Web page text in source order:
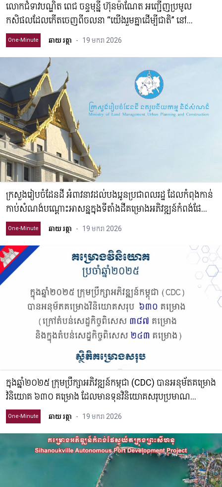
លោកជំទាវបណ្ឌិត ពេជ ចន្ទមុន្នី ហ៊ុនម៉ាណែត អញ្ជើញប្រមូល
កសិផលដែលកើតចេញពីចលនា “យើងរួមគ្នាដើម្បីជាតិ” នៅ
សាលាបឋមសិក្សាភ្នំពេញថ្មី ខណ្ឌសែនសុខ រាជធានីភ្នំពេញ
One-Minute ឆាយ រត្ថា - 19 មករា 2026
ក្រសួងរៀបចំដែនដី អំពាវនាវដល់បងប្អូនប្រជាពលរដ្ឋ ដែលកំពុងកាន់
កាប់សំណង់បណ្តោះអាសន្នក្នុងទីតាំងដីគម្រោងអភិវឌ្ឍន៍កំពង់ផែ
ស្វយ័តក្រុងព្រះសីហនុ
One-Minute ឆាយ រត្ថា - 19 មករា 2026
ក្នុងឆ្នាំ២០២៥ ក្រុមប្រឹក្សាអភិវឌ្ឍន៍កម្ពុជា (CDC) បាន​​អនុម័តគម្រោង​
វិនិយោគ ៦៣០ គម្រោង ដែលមានទុនវិនិយោគសរុបប្រមាណ
១០ពាន់លានដុល្លារ និងឱកាសការងារជិត ៤៤ម៉ឺនកន្លែង
One-Minute ឆាយ រត្ថា - 19 មករា 2026